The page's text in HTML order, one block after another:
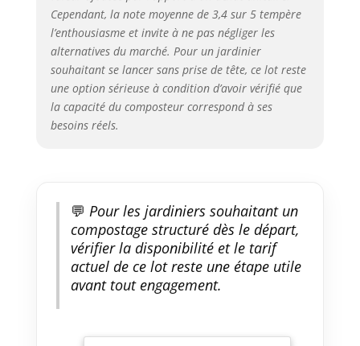
de matières premières
naturelles. Composteur
fabriqué avec du plastique
recyclé
Cependant, la note moyenne de 3,4 sur 5 tempère
l’enthousiasme et invite à ne pas négliger les
alternatives du marché. Pour un jardinier
souhaitant se lancer sans prise de tête, ce lot reste
une option sérieuse à condition d’avoir vérifié que
la capacité du composteur correspond à ses
besoins réels.
💬 Pour les jardiniers souhaitant un
compostage structuré dès le départ,
vérifier la disponibilité et le tarif
actuel de ce lot reste une étape utile
avant tout engagement.